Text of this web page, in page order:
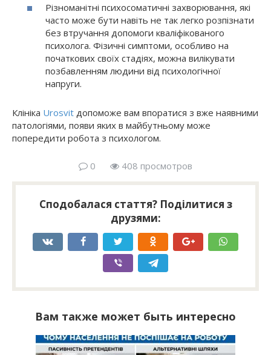
Різноманітні психосоматичні захворювання, які
часто може бути навіть не так легко розпізнати
без втручання допомоги кваліфікованого
психолога. Фізичні симптоми, особливо на
початкових своїх стадіях, можна вилікувати
позбавленням людини від психологічної
напруги.
Клініка Urosvit допоможе вам впоратися з вже наявними
патологіями, появи яких в майбутньому може
попередити робота з психологом.
0 408 просмотров
Сподобалася стаття? Поділитися з
друзями:
Вам также может быть интересно